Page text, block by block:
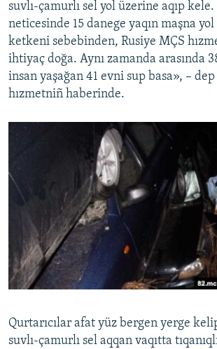
suvlı-çamurlı sel yol üzerine aqıp
neticesinde 15 danege yaqın maşna yol
ketkeni sebebinden, Rusiye MÇS
ihtiyaç doğa. Aynı zamanda arasında
insan yaşağan 41 evni sup basa», –
hızmetniñ haberinde.
Qurtarıcılar afat yüz bergen yerge
suvlı-çamurlı sel aqqan vaqıtta